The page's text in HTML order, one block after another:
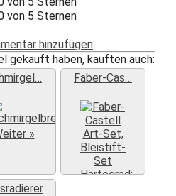
hinzufügen
gekauft haben, kauften auch:
»
Faber-Cas…